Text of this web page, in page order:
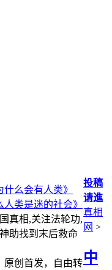
什么会有人类》
人类是迷的社会》
真相,关注法轮功,
助找到末后救命
原创首发，自由转
投稿
请進
真相
网 >
中